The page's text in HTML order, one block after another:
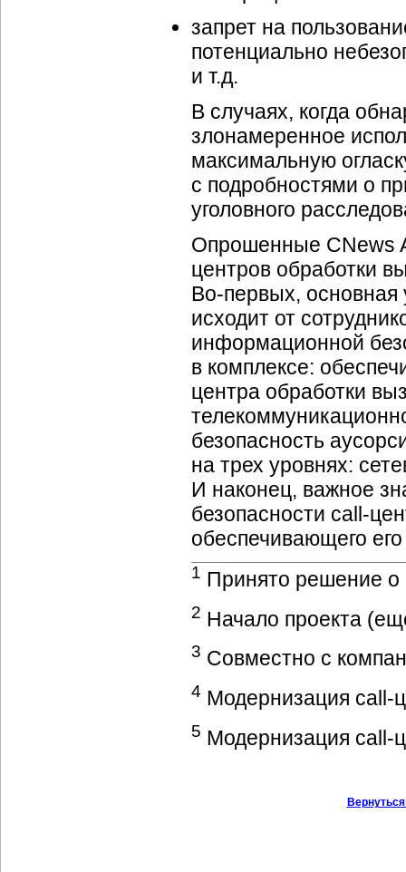
запрет на
потенциально
и т.д.
В случаях, когда
злонамеренное
максимальную
с подробностями о
уголовного
Опрошенные CNews
центров обработки
Во-первых, основная
исходит от
информационной
в комплексе:
центра обработки
безопасность
на трех уровнях:
И наконец, важное
безопасности call-
обеспечивающего его
1 Принято решение о
2 Начало проекта
3 Совместно с
4 Модернизация call-
5 Модернизация call-